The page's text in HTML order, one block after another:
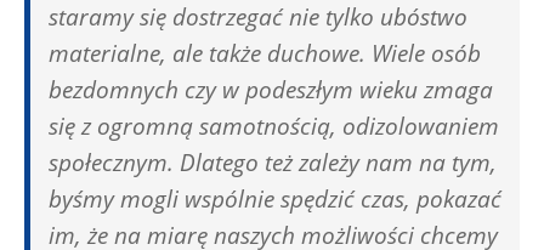
staramy się dostrzegać nie tylko ubóstwo
materialne, ale także duchowe. Wiele osób
bezdomnych czy w podeszłym wieku zmaga
się z ogromną samotnością, odizolowaniem
społecznym. Dlatego też zależy nam na tym,
byśmy mogli wspólnie spędzić czas, pokazać
im, że na miarę naszych możliwości chcemy